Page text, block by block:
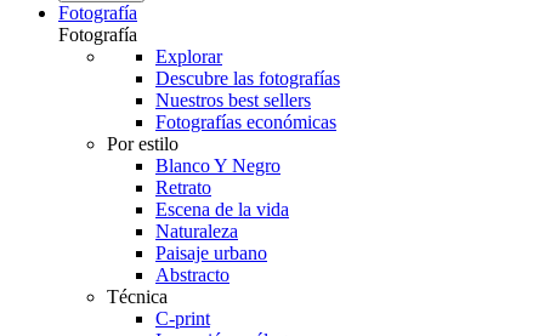
Fotografía
Fotografía
Explorar
Descubre las fotografías
Nuestros best sellers
Fotografías económicas
Por estilo
Blanco Y Negro
Retrato
Escena de la vida
Naturaleza
Paisaje urbano
Abstracto
Técnica
C-print